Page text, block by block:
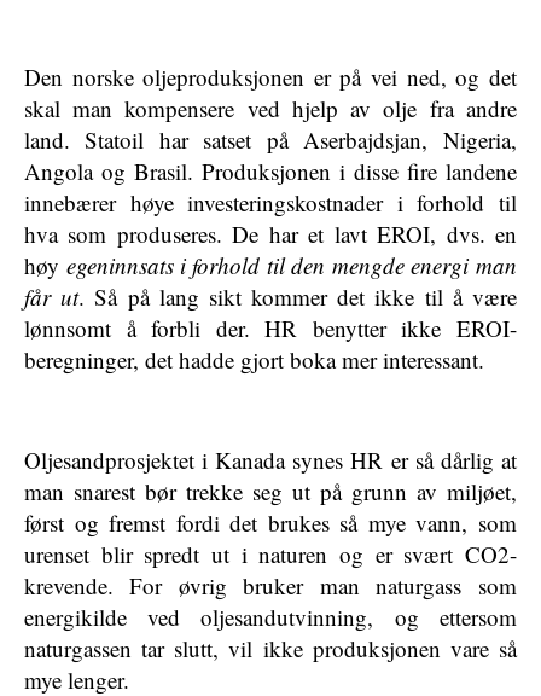
Den norske oljeproduksjonen er på vei ned, og det
skal man kompensere ved hjelp av olje fra andre
land. Statoil har satset på Aserbajdsjan, Nigeria,
Angola og Brasil. Produksjonen i disse fire landene
innebærer høye investeringskostnader i forhold til
hva som produseres. De har et lavt EROI, dvs. en
høy egeninnsats i forhold til den mengde energi man
får ut. Så på lang sikt kommer det ikke til å være
lønnsomt å forbli der. HR benytter ikke EROI-
beregninger, det hadde gjort boka mer interessant.
Oljesandprosjektet i Kanada synes HR er så dårlig at
man snarest bør trekke seg ut på grunn av miljøet,
først og fremst fordi det brukes så mye vann, som
urenset blir spredt ut i naturen og er svært CO2-
krevende. For øvrig bruker man naturgass som
energikilde ved oljesandutvinning, og ettersom
naturgassen tar slutt, vil ikke produksjonen vare så
mye lenger.